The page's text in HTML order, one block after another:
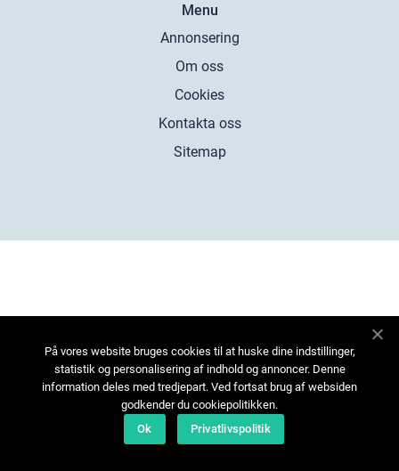
Menu
Annonsering
Om oss
Cookies
Kontakta oss
Sitemap
På vores website bruges cookies til at huske dine indstillinger,
statistik og personalisering af indhold og annoncer. Denne
information deles med tredjepart. Ved fortsat brug af websiden
godkender du cookiepolitikken.
Ok
Privatlivspolitik